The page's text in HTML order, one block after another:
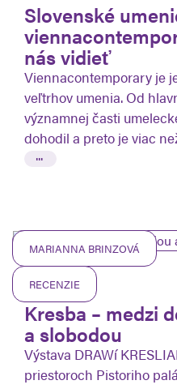
Slovenské
nás vidieť
Viennacontemporary je
veľtrhov umenia. Od
významnej časti
dohodil a preto je viac
...
MARIANNA BRINZOVÁ
RECENZIE
08.07.2026
Kresba – medzi
a slobodou
Výstava DRAWí
priestoroch Pistoriho